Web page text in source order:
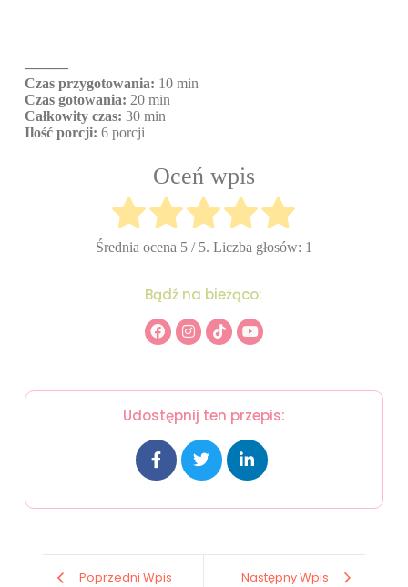
———
Czas przygotowania: 10 min
Czas gotowania: 20 min
Całkowity czas: 30 min
Ilość porcji: 6 porcji
Oceń wpis
Średnia ocena 5/ 5. Liczba głosów: 1
Bądź na bieżąco:
Udostępnij ten przepis:
Poprzedni Wpis Następny Wpis